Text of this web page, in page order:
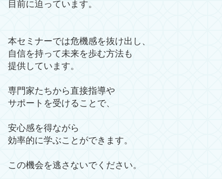
目前に迫っています。
本セミナーでは危機感を抜け出し、
自信を持って未来を歩む方法も
提供しています。
専門家たちから直接指導や
サポートを受けることで、
安心感を得ながら
効率的に学ぶことができます。
この機会を逃さないでください。